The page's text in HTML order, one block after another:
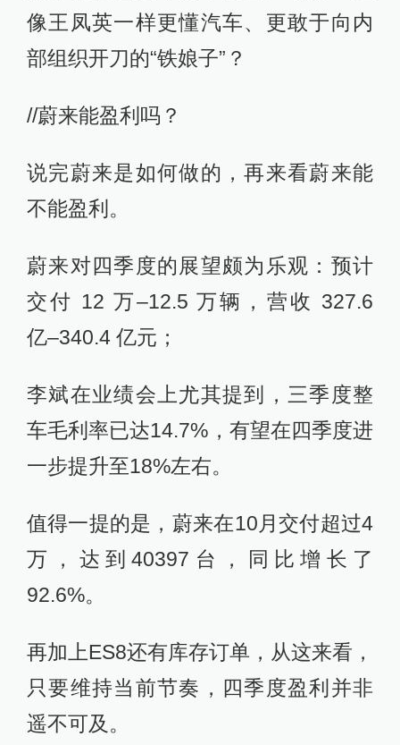
像王凤英一样更懂汽车、更敢于向内
部组织开刀的“铁娘子”？
//蔚来能盈利吗？
说完蔚来是如何做的，再来看蔚来能
不能盈利。
蔚来对四季度的展望颇为乐观：预计
交付 12 万–12.5 万辆，营收 327.6
亿–340.4 亿元；
李斌在业绩会上尤其提到，三季度整
车毛利率已达14.7%，有望在四季度进
一步提升至18%左右。
值得一提的是，蔚来在10月交付超过4
万，达到40397台，同比增长了
92.6%。
再加上ES8还有库存订单，从这来看，
只要维持当前节奏，四季度盈利并非
遥不可及。